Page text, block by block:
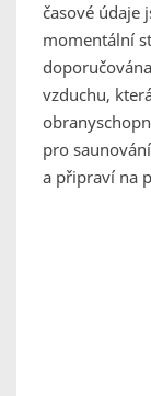
časové údaje
momentální
vzduchu,
pro
a připraví na